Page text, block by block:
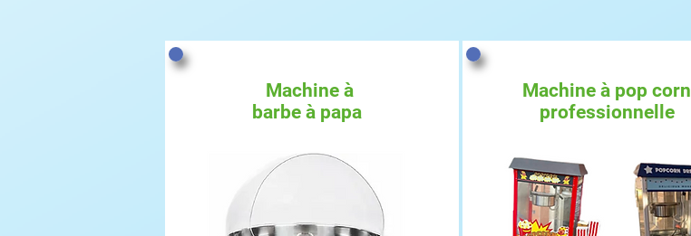
Machine à
barbe à papa
Machine à pop corn
professionnelle